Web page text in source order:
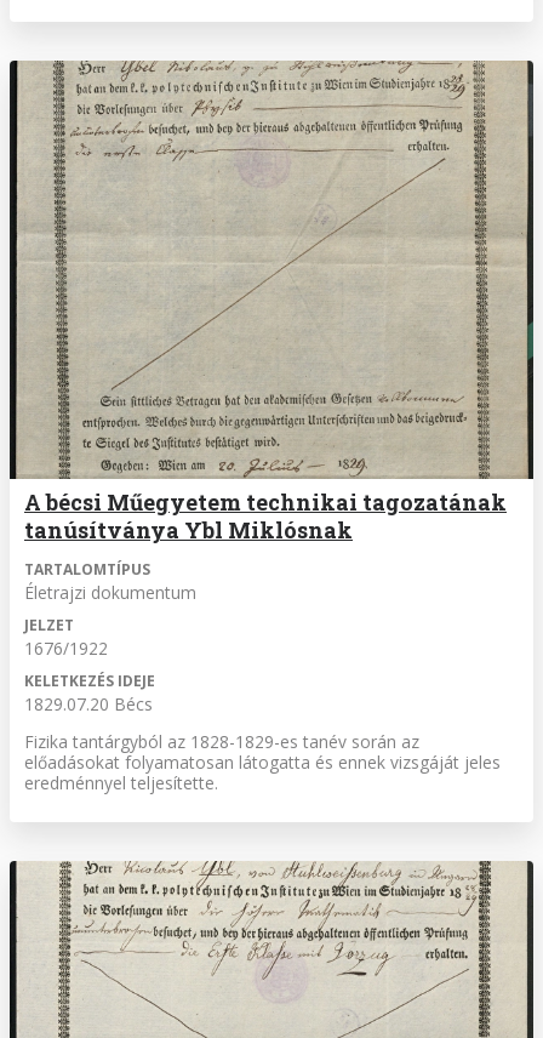
A bécsi Műegyetem technikai tagozatának
tanúsítványa Ybl Miklósnak
TARTALOMTÍPUS
Életrajzi dokumentum
JELZET
1676/1922
KELETKEZÉS IDEJE
1829.07.20 Bécs
Fizika tantárgyból az 1828-1829-es tanév során az
előadásokat folyamatosan látogatta és ennek vizsgáját jeles
eredménnyel teljesítette.